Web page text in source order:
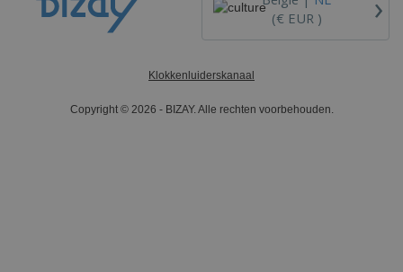
(€ EUR )
Klokkenluiderskanaal
Copyright © 2026 - BIZAY. Alle rechten voorbehouden.